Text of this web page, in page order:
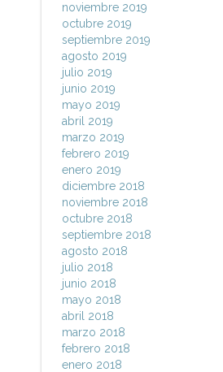
noviembre 2019
octubre 2019
septiembre 2019
agosto 2019
julio 2019
junio 2019
mayo 2019
abril 2019
marzo 2019
febrero 2019
enero 2019
diciembre 2018
noviembre 2018
octubre 2018
septiembre 2018
agosto 2018
julio 2018
junio 2018
mayo 2018
abril 2018
marzo 2018
febrero 2018
enero 2018